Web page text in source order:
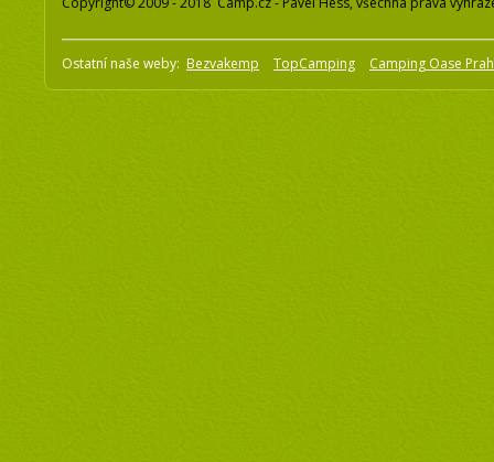
Ostatní naše weby: Bezvakemp TopCamping Camping Oase